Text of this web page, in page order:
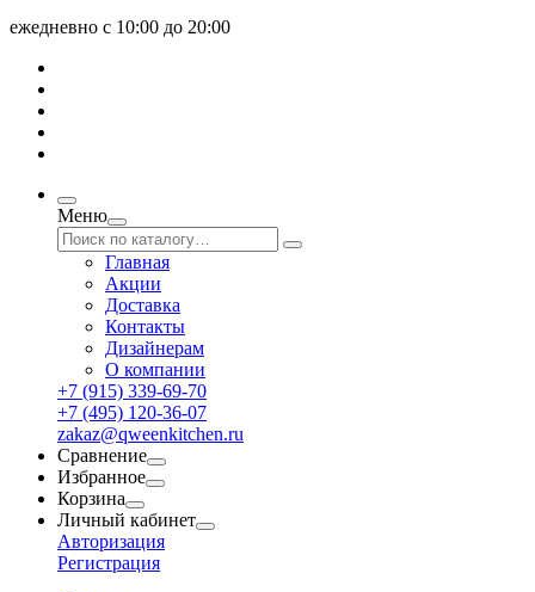
ежедневно с 10:00 до 20:00
Меню
Главная
Акции
Доставка
Контакты
Дизайнерам
О компании
+7 (915) 339-69-70
+7 (495) 120-36-07
zakaz@qweenkitchen.ru
Сравнение
Избранное
Корзина
Личный кабинет
Авторизация
Регистрация